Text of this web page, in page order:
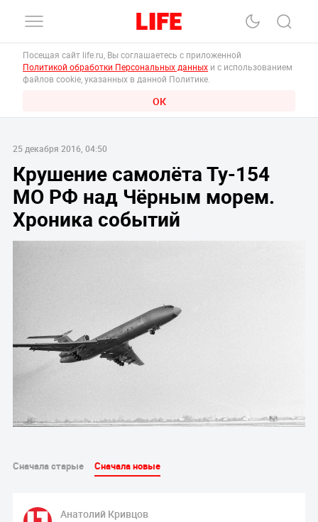
Посещая сайт life.ru, Вы соглашаетесь с приложенной
Политикой обработки Персональных данных и с использованием
файлов cookie, указанных в данной Политике.
ОК
25 декабря 2016, 04:50
Крушение самолёта Ту-154
МО РФ над Чёрным морем.
Хроника событий
Сначала старые Сначала новые
Анатолий Кривцов